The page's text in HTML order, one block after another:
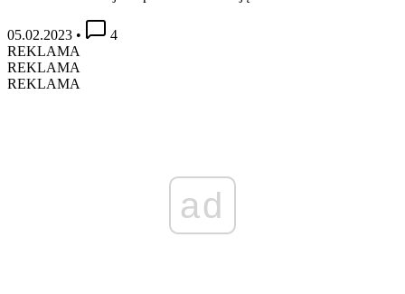
05.02.2023 •
4
REKLAMA
REKLAMA
REKLAMA
ad